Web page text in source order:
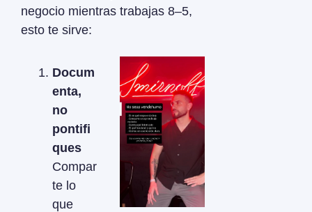
negocio mientras trabajas 8–5,
esto te sirve:
Docum
enta,
no
pontifi
ques
Compar
te lo
que